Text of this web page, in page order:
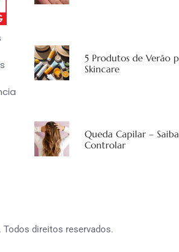
5 Produtos de Verão
Skincare
Queda Capilar –
Controlar
Todos direitos reservados.